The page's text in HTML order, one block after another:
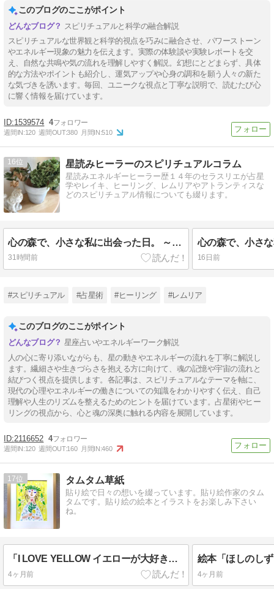
このブログのここがポイント
スピリチュアルと科学の融合解説
スピリチュアルな世界観と科学的視点を巧みに融合させ、パワーストーン
やエネルギー現象の魅力を伝えます。実際の体験談や実験レポートを交
え、自然な共鳴や気の流れを理解しやすく解説。幻想にとどまらず、具体
的な方法やポイントも紹介し、運気アップや心身の調和を願う人々の新た
な気づきを誘います。毎回、ユニークな視点と丁寧な説明で、読むたび心
に響く情報を届けています。
1539574 4
週間IN:120 週間OUT:380 月間IN:510
16 星読みヒーラーのスピリチュアルコラム
星読みエネルギーヒーラー歴１４年のセラスリエが占星
学やレイキ、ヒーリング、レムリアやアトランティスな
どのスピリチュアル情報についても綴ります。
心の森で、小さな私に出会った日。 ～インナーチャイルド変容記録③「寂しかった」と気づいた日
31時間前 16日前
#スピリチュアル #占星術 #ヒーリング #レムリア
このブログのここがポイント
星座占いやエネルギーワーク解説
人の心に寄り添いながらも、星の動きやエネルギーの流れを丁寧に解説し
ます。繊細さや生きづらさを抱える方に向けて、魂の記憶や宇宙の流れと
結びつく視点を提供します。各記事は、スピリチュアルなテーマを軸に、
現代の心理やエネルギーの働きについての知識をわかりやすく伝え、自己
理解や人生のリズムを整えるためのヒントを届けています。占星術やヒー
リングの視点から、心と魂の深奥に触れる内容を展開しています。
2116652 4
週間IN:120 週間OUT:160 月間IN:460
17 タムタム草紙
貼り絵で日々の想いを綴っています。貼り絵作家のタム
タムです。貼り絵の絵本とイラストをお楽しみ下さい
ね。
「I LOVE YELLOW イエローが大好き」展に出展します☆
4ヶ月前 4ヶ月前